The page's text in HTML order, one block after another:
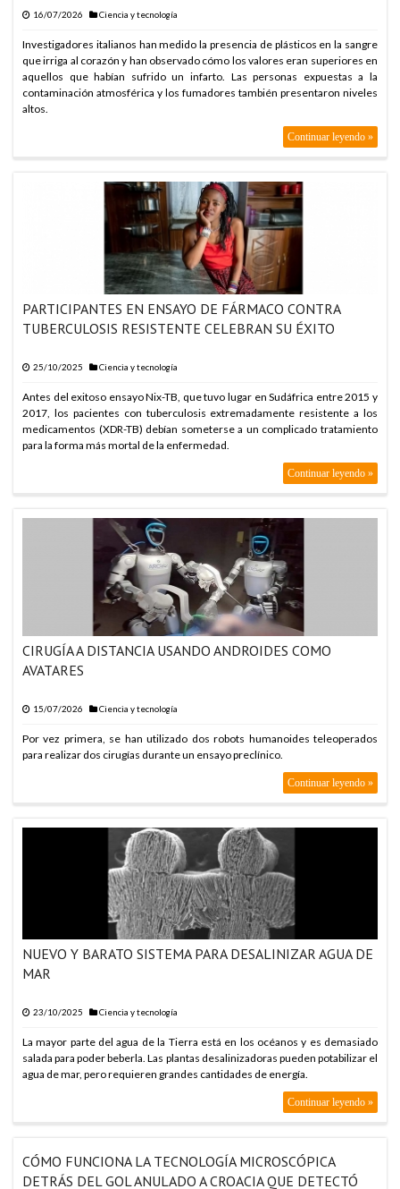
16/07/2026 Ciencia y tecnología
Investigadores italianos han medido la presencia de plásticos en la sangre
que irriga al corazón y han observado cómo los valores eran superiores en
aquellos que habían sufrido un infarto. Las personas expuestas a la
contaminación atmosférica y los fumadores también presentaron niveles
altos.
Continuar leyendo »
PARTICIPANTES EN ENSAYO DE FÁRMACO CONTRA
TUBERCULOSIS RESISTENTE CELEBRAN SU ÉXITO
25/10/2025 Ciencia y tecnología
Antes del exitoso ensayo Nix-TB, que tuvo lugar en Sudáfrica entre 2015 y
2017, los pacientes con tuberculosis extremadamente resistente a los
medicamentos (XDR-TB) debían someterse a un complicado tratamiento
para la forma más mortal de la enfermedad.
Continuar leyendo »
CIRUGÍA A DISTANCIA USANDO ANDROIDES COMO
AVATARES
15/07/2026 Ciencia y tecnología
Por vez primera, se han utilizado dos robots humanoides teleoperados
para realizar dos cirugías durante un ensayo preclínico.
Continuar leyendo »
NUEVO Y BARATO SISTEMA PARA DESALINIZAR AGUA DE
MAR
23/10/2025 Ciencia y tecnología
La mayor parte del agua de la Tierra está en los océanos y es demasiado
salada para poder beberla. Las plantas desalinizadoras pueden potabilizar el
agua de mar, pero requieren grandes cantidades de energía.
Continuar leyendo »
CÓMO FUNCIONA LA TECNOLOGÍA MICROSCÓPICA
DETRÁS DEL GOL ANULADO A CROACIA QUE DETECTÓ